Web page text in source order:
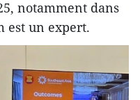
notamment dans
est un expert.